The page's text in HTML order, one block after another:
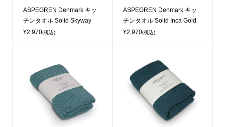
ASPEGREN Denmark キッ
チンタオル Solid Skyway
¥2,970(税込)
ASPEGREN Denmark キッ
チンタオル Solid Inca Gold
¥2,970(税込)